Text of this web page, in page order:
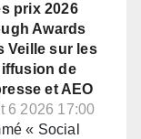
prix 2026
Awards
Veille sur les
de
et AEO
6 2026 17:00
« Social